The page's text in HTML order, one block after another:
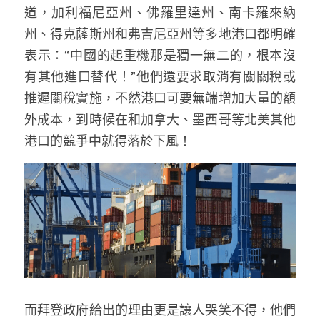
真相直擊
極端暴恐實錄
黃萬成專欄
招國偉專欄
高松傑專欄
林伯強專欄
馮煒光專欄
趙處機專欄
KOL 精選
大衛sir專欄
曾子晴 - 晴深直說
龔靜儀大律師專欄
支聯會案
35+顛覆案
親子
花生仔漫畫週記
投稿熱線
商戶合作
支持讚助
條款及細則
關於我們
繁體中文
繁體中文
English
道，加利福尼亞州、佛羅里達州、南卡羅來納
州、得克薩斯州和弗吉尼亞州等多地港口都明確
表示：“中國的起重機那是獨一無二的，根本沒
有其他進口替代！”他們還要求取消有關關稅或
推遲關稅實施，不然港口可要無端增加大量的額
外成本，到時候在和加拿大、墨西哥等北美其他
港口的競爭中就得落於下風！
而拜登政府給出的理由更是讓人哭笑不得，他們